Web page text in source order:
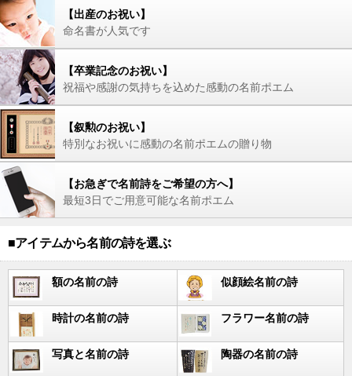
【出産のお祝い】
命名書が人気です
【卒業記念のお祝い】
祝福や感謝の気持ちを込めた感動の名前ポエム
【叙勲のお祝い】
特別なお祝いに感動の名前ポエムの贈り物
【お急ぎで名前詩をご希望の方へ】
最短3日でご用意可能な名前ポエム
■アイテムから名前の詩を選ぶ
額の名前の詩 似顔絵名前の詩
時計の名前の詩 フラワー名前の詩
写真と名前の詩 陶器の名前の詩